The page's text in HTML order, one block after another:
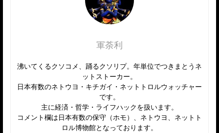
軍荼利
沸いてくるクソコメ、踊るクソリプ。年単位でつきまとうネ
ットストーカー。
日本有数のネトウヨ・キチガイ・ネットトロルウォッチャー
です。
主に経済・哲学・ライフハックを扱います。
コメント欄は日本有数の保守（ホモ）、ネトウヨ、ネットト
ロル博物館となっております。